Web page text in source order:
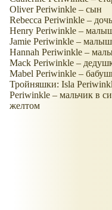
Oliver Periwinkle – сын
Rebecca Periwinkle – дочь
Henry Periwinkle –
Jamie Periwinkle –
Hannah Periwinkle –
Mack Periwinkle –
Mabel Periwinkle –
Тройняшки: Isla
Periwinkle – мальчик в
желтом